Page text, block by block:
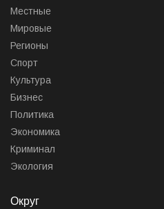
Местные
Мировые
Регионы
Спорт
Культура
Бизнес
Политика
Экономика
Криминал
Экология
Округ